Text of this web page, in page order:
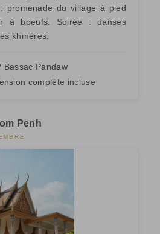
promenade du village à pied
à boeufs. Soirée : danses
khmères.
Bassac Pandaw
complète incluse
Penh